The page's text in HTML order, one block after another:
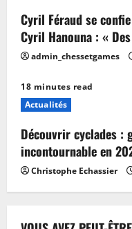
Cyril Féraud se
Cyril Hanouna : «
admin_chessetgames
18 minutes read
Actualités
Découvrir cyclades :
incontournable en
Christophe Echassier